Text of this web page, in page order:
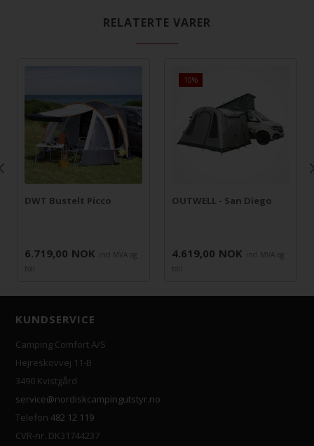
RELATERTE VARER
DWT Bustelt Picco
6.719,00 NOK
incl MVA og
toll
10%
OUTWELL - San Diego
4.619,00 NOK
incl MVA og
toll
KUNDSERVICE
Camping Comfort A/S
Hejreskovvej 11-B
3490 Kvistgård
service@nordiskcampingutstyr.no
Telefon482 12 119
CVR-nr. DK31744237